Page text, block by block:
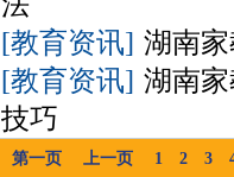
[教育资讯] 湖南
[教育资讯] 湖南
技巧
第一页 上一页 1 2 3